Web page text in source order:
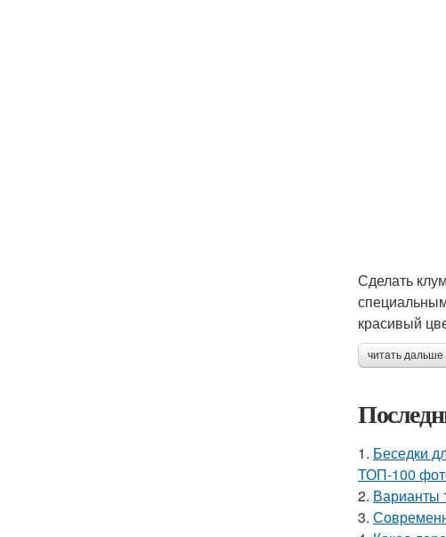
Сделать
красивый
читать
1. Беседки
ТОП-100
2. Варианты
3.